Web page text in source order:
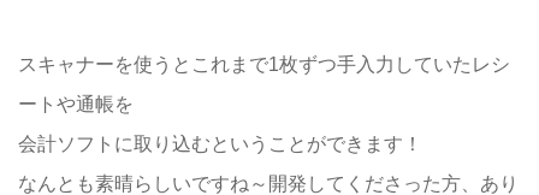
スキャナーを使うとこれまで1枚ずつ手入力していたレシ
ートや通帳を
会計ソフトに取り込むということができます！
なんとも素晴らしいですね～開発してくださった方、あり